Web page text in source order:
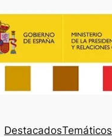
DestacadosTemáticos